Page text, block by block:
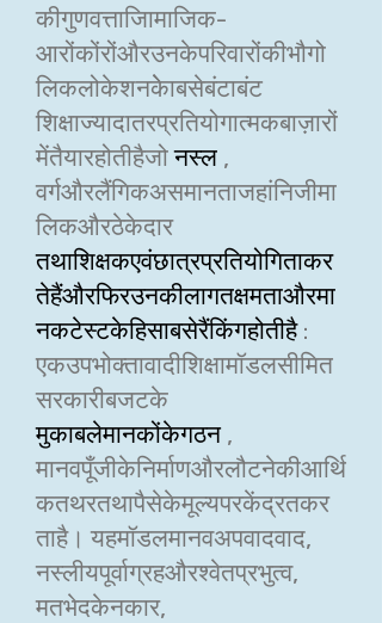
कीगुणवत्ताजिामाजिक-
आरोंकोंरोंऔरउनकेपरिवारोंकीभौगो
लिकलोकेशनकेेाबसेबंटाबंट
शिक्षाज्यादातरप्रतियोगात्मकबाज़ारों
मेंतैयारहोतीहैजोनस्ल ,
वर्गऔरलैंगिकअसमानताजहांनिजीमा
लिकऔरठेकेदार
तथाशिक्षकएवंछात्रप्रतियोगिताकर
तेहैंऔरफिरउनकीलागतक्षमताऔरमा
नकटेस्टकेहिसाबसेरैंकिंगहोतीहै :
एकउपभोक्तावादीशिक्षामॉडलसीमित
सरकारीबजटके
मुकाबलेमानकोंकेगठन ,
मानवपूँजीकेनिर्माणऔरलौटनेकीआर्थि
कतथरतथापैसेकेमूल्यपरकेंद्रतकर
ताहै। यहमॉडलमानवअपवादवाद,
नस्लीयपूर्वाग्रहऔरश्वेतप्रभुत्व,
मतभेदकेनकार,